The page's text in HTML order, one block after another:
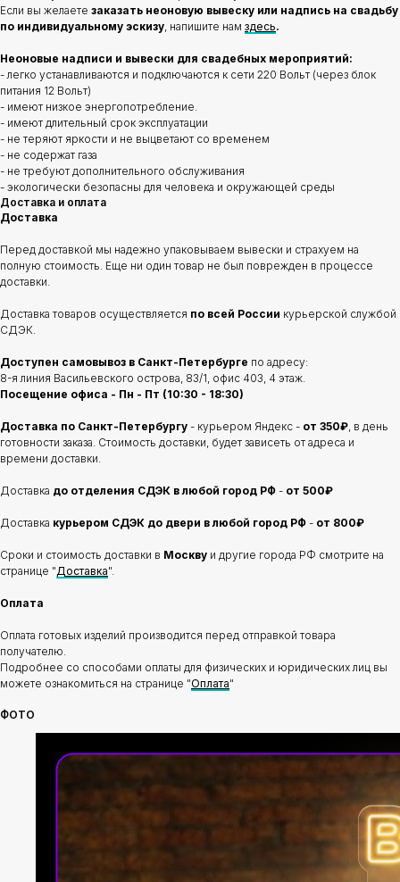
Если вы желаете заказать неоновую вывеску или надпись на свадьбу
по индивидуальному эскизу, напишите нам здесь.
Неоновые надписи и вывески для свадебных мероприятий:
- легко устанавливаются и подключаются к сети 220 Вольт (через блок
питания 12 Вольт)
- имеют низкое энергопотребление.
- имеют длительный срок эксплуатации
- не теряют яркости и не выцветают со временем
- не содержат газа
- не требуют дополнительного обслуживания
- экологически безопасны для человека и окружающей среды
Доставка и оплата
Доставка
Перед доставкой мы надежно упаковываем вывески и страхуем на
полную стоимость. Еще ни один товар не был поврежден в процессе
доставки.
Доставка товаров осуществляется по всей России курьерской службой
СДЭК.
Доступен самовывоз в Санкт-Петербурге по адресу:
8-я линия Васильевского острова, 83/1, офис 403, 4 этаж.
Посещение офиса - Пн - Пт (10:30 - 18:30)
Доставка по Санкт-Петербургу - курьером Яндекс - от 350₽, в день
готовности заказа. Стоимость доставки, будет зависеть от адреса и
времени доставки.
Доставка до отделения СДЭК в любой город РФ - от 500₽
Доставка курьером СДЭК до двери в любой город РФ - от 800₽
Сроки и стоимость доставки в Москву и другие города РФ смотрите на
странице "Доставка".
Оплата
Оплата готовых изделий производится перед отправкой товара
получателю.
Подробнее со способами оплаты для физических и юридических лиц вы
можете ознакомиться на странице "Оплата"
ФОТО